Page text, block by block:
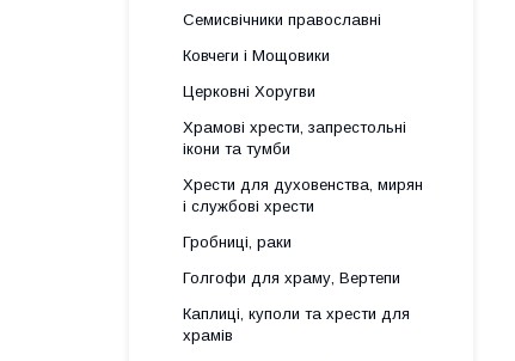
Семисвічники православні
Ковчеги і Мощовики
Церковні Хоругви
Храмові хрести, запрестольні
ікони та тумби
Хрести для духовенства, мирян
і службові хрести
Гробниці, раки
Голгофи для храму, Вертепи
Каплиці, куполи та хрести для
храмів